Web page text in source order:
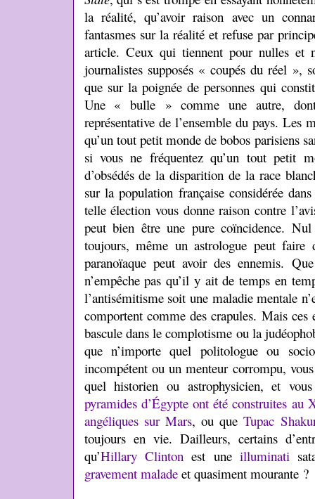
la réalité, qu’avoir raison avec un
fantasmes sur la réalité et refuse par
article. Ceux qui tiennent pour nulles et
journalistes supposés « coupés du réel »,
que sur la poignée de personnes qui
Une « bulle » comme une autre,
représentative de l’ensemble du pays. Les
qu’un tout petit monde de bobos parisiens
si vous ne fréquentez qu’un tout petit
d’obsédés de la disparition de la race
sur la population française considérée
telle élection vous donne raison contre
peut bien être une pure coïncidence.
toujours, même un astrologue peut faire
paranoïaque peut avoir des ennemis.
n’empêche pas qu’il y ait de temps en
l’antisémitisme soit une maladie mentale
comportent comme des crapules. Mais ces
bascule dans le complotisme ou la
que n’importe quel politologue ou
incompétent ou un menteur corrompu,
quel historien ou astrophysicien, et
pyramides d’Égypte ont été construites au
angéliques sur Mars, ou queTupac
toujours en vie. Dailleurs, certains
qu’Hillary Clintonest une illuminati
gravement maladeet quasiment mourante ?